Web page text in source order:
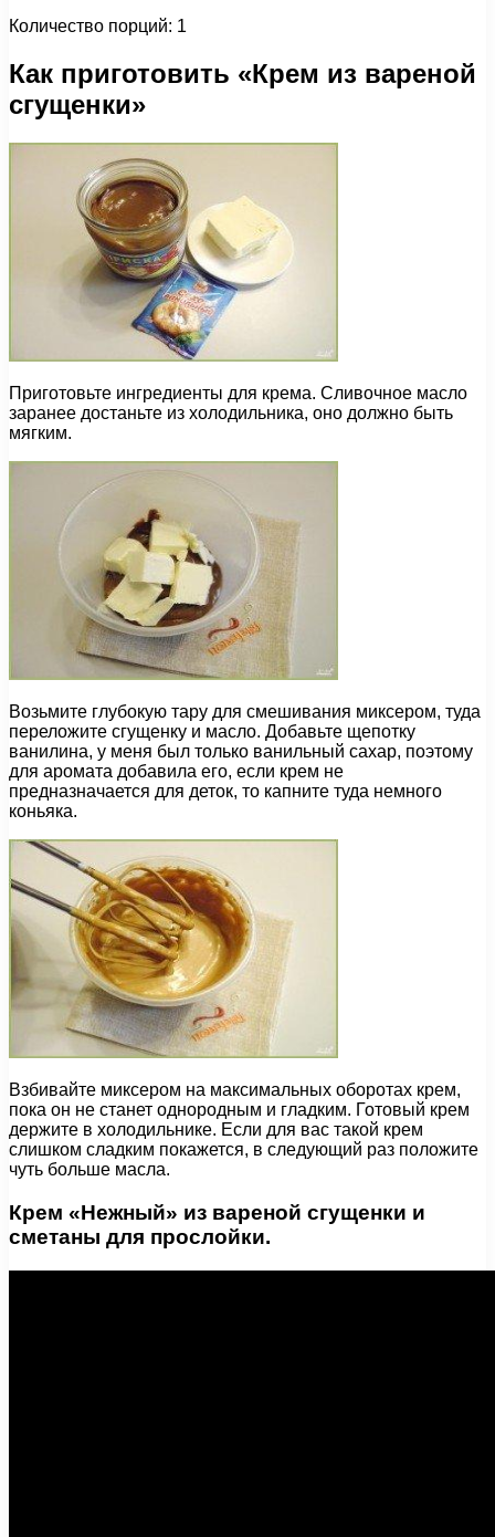
Количество порций: 1
Как приготовить «Крем из вареной
сгущенки»
Приготовьте ингредиенты для крема. Сливочное масло
заранее достаньте из холодильника, оно должно быть
мягким.
Возьмите глубокую тару для смешивания миксером, туда
переложите сгущенку и масло. Добавьте щепотку
ванилина, у меня был только ванильный сахар, поэтому
для аромата добавила его, если крем не
предназначается для деток, то капните туда немного
коньяка.
Взбивайте миксером на максимальных оборотах крем,
пока он не станет однородным и гладким. Готовый крем
держите в холодильнике. Если для вас такой крем
слишком сладким покажется, в следующий раз положите
чуть больше масла.
Крем «Нежный» из вареной сгущенки и
сметаны для прослойки.